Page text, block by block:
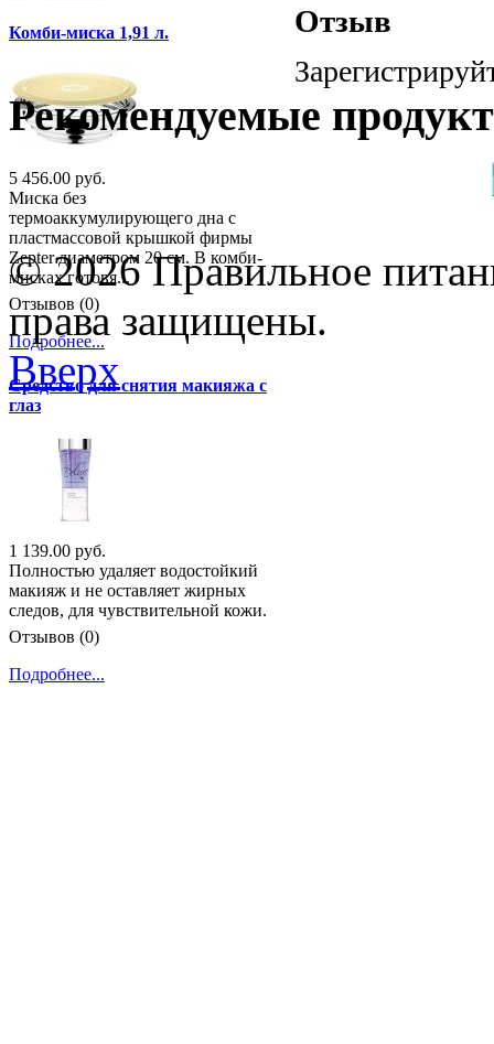
Отзыв
Комби-миска 1,91 л.
5 456.00 руб.
Миска без
термоаккумулирующего дна с
пластмассовой крышкой фирмы
Zepter диаметром 20 см. В комби-
мисках готовя...
Отзывов (0)
Подробнее...
Средство для снятия макияжа с
глаз
1 139.00 руб.
Полностью удаляет водостойкий
макияж и не оставляет жирных
следов, для чувствительной кожи.
Отзывов (0)
Подробнее...
Рекомендуемые
© 2026 Правильное
права защищены.
Вверх